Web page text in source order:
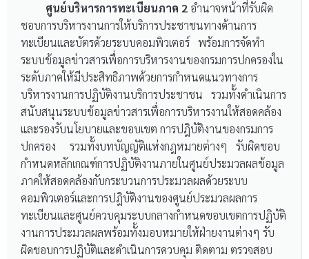
ศูนย์บริหารการทะเบียนภาค 2 อำนาจหน้าที่รับผิด
ชอบการบริหารงานการให้บริการประชาชนทางด้านการ
ทะเบียนและบัตรด้วยระบบคอมพิวเตอร์ พร้อมการจัดทำ
ระบบข้อมูลข่าวสารเพื่อการบริหารงานของกรมการปกครองใน
ระดับภาคให้มีประสิทธิภาพด้วยการกำหนดแนวทางการ
บริหารงานการปฏิบัติงานบริการประชาชน รวมทั้งดำเนินการ
สนับสนุนระบบข้อมูลข่าวสารเพื่อการบริหารงานให้สอดคล้อง
และรองรับนโยบายและขอบเขต การปฎิบัติงานของกรมการ
ปกครอง รวมทั้งบทบัญญัติแห่งกฎหมายต่างๆ รับผิดชอบ
กำหนดหลักเกณฑ์การปฏิบัติงานภายในศูนย์ประมวลผลข้อมูล
ภาคให้สอดคล้องกับกระบวนการประมวลผลด้วยระบบ
คอมพิวเตอร์และการปฎิบัติงานของศูนย์ประมวลผลการ
ทะเบียนและศูนย์ควบคุมระบบกลางกำหนดขอบเขตการปฏิบัติ
งานการประมวลผลพร้อมทั้งมอบหมายให้ฝ่ายงานต่างๆ รับ
ผิดชอบการปฏิบัติและดำเนินการควบคุม ติดตาม ตรวจสอบ